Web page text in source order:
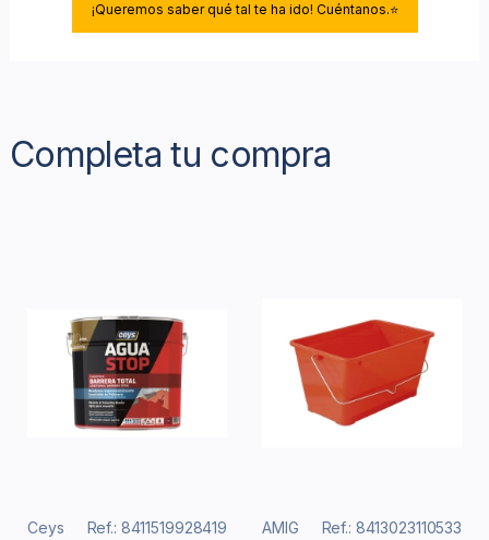
¡Queremos saber qué tal te ha ido! Cuéntanos.⭐
Completa tu compra
Ceys Ref.: 8411519928419 AMIG Ref.: 8413023110533